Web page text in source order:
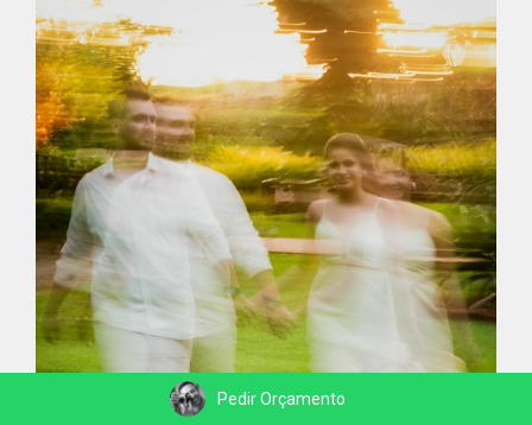
Pedir Orçamento